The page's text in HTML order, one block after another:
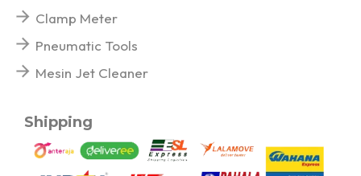
Clamp Meter
Pneumatic Tools
Mesin Jet Cleaner
Shipping